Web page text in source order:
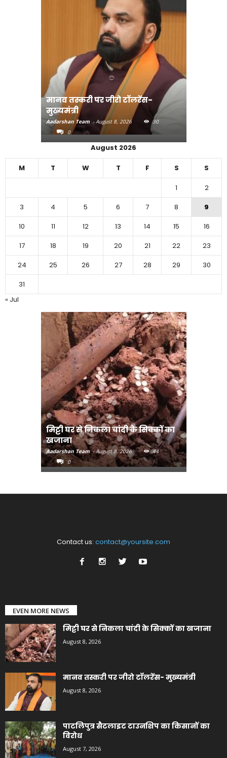
मानव तस्करी पर जीरो टॉलरेंस-
मुख्यमंत्री
Aadarshan Team - August 8, 2026
30
0
August 2026
M T W T F S S
1
2
3
4 5 6 7 8
9
10
11 12 13 14 15
16
17
18 19 20 21 22
23
24
25 26 27 28 29
30
31
« Jul
मिट्टी घर से निकला चांदी के सिक्कों का
खजाना
Aadarshan Team - August 8, 2026
44
0
Contact us: contact@yoursite.com
EVEN MORE NEWS
मिट्टी घर से निकला चांदी के सिक्कों का खजाना
August 8, 2026
मानव तस्करी पर जीरो टॉलरेंस- मुख्यमंत्री
August 8, 2026
पाटलिपुत्र सैटलाइट टाउनशिप का किसानों का
विरोध
August 7, 2026